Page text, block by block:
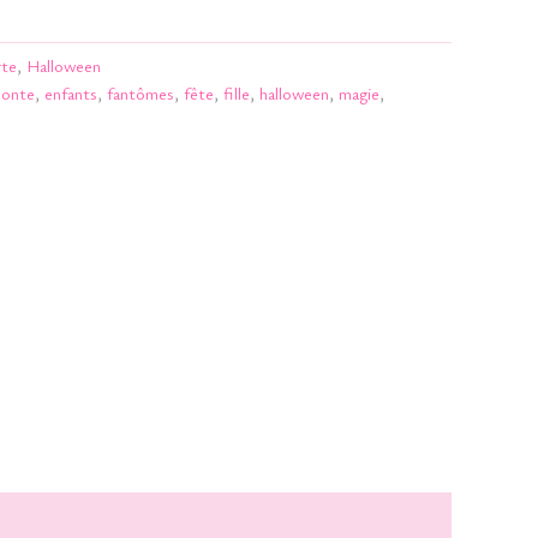
, Halloween
, enfants, fantômes, fête, fille, halloween, magie,